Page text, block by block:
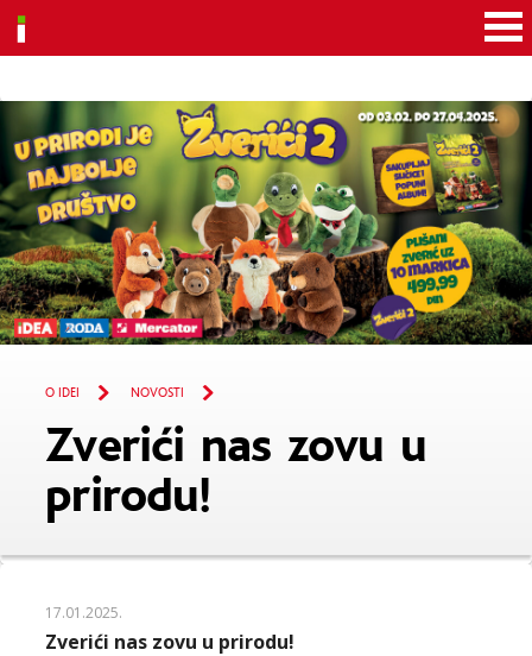
O IDEI NOVOSTI
Zverići nas zovu u
prirodu!
17.01.2025.
Zverići nas zovu u prirodu!